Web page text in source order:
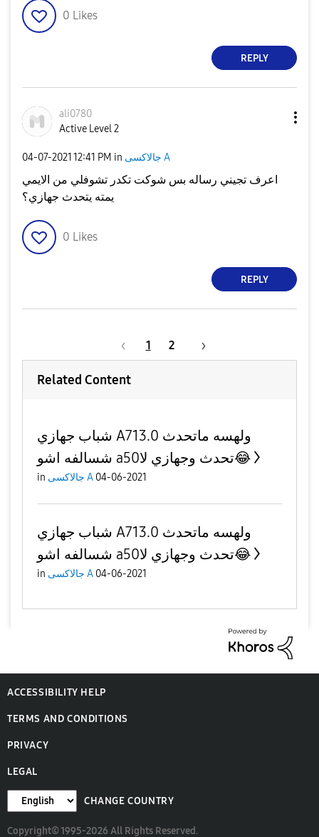
0 Likes
REPLY
ali0780
Active Level 2
‎04-07-2021 12:41 PM in جالاكسى A
اعرف تجيني رساله بس شوكت تكدر تشوفلي من الايمي
يمته يتحدث جهازي؟
0 Likes
REPLY
1 2
Related Content
شباب جهازي A71ولهسه ماتحدث 3.0
شسالفه اشو a50تحدث وجهازي لا😂
in جالاكسى A 04-06-2021
شباب جهازي A71ولهسه ماتحدث 3.0
شسالفه اشو a50تحدث وجهازي لا😂
in جالاكسى A 04-06-2021
ACCESSIBILITY HELP
TERMS AND CONDITIONS
PRIVACY
LEGAL
CHANGE COUNTRY
Copyright© 1995-2026 All Rights Reserved.